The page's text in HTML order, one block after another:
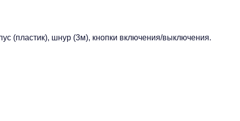
(пластик), шнур (3м), кнопки включения/выключения.